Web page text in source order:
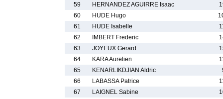
59
HERNANDEZ AGUIRRE Isaac
60
HUDE Hugo
61
HUDE Isabelle
62
IMBERT Frederic
63
JOYEUX Gerard
64
KARA Aurelien
65
KENARLIKDJIAN Aldric
66
LABASSA Patrice
67
LAIGNEL Sabine